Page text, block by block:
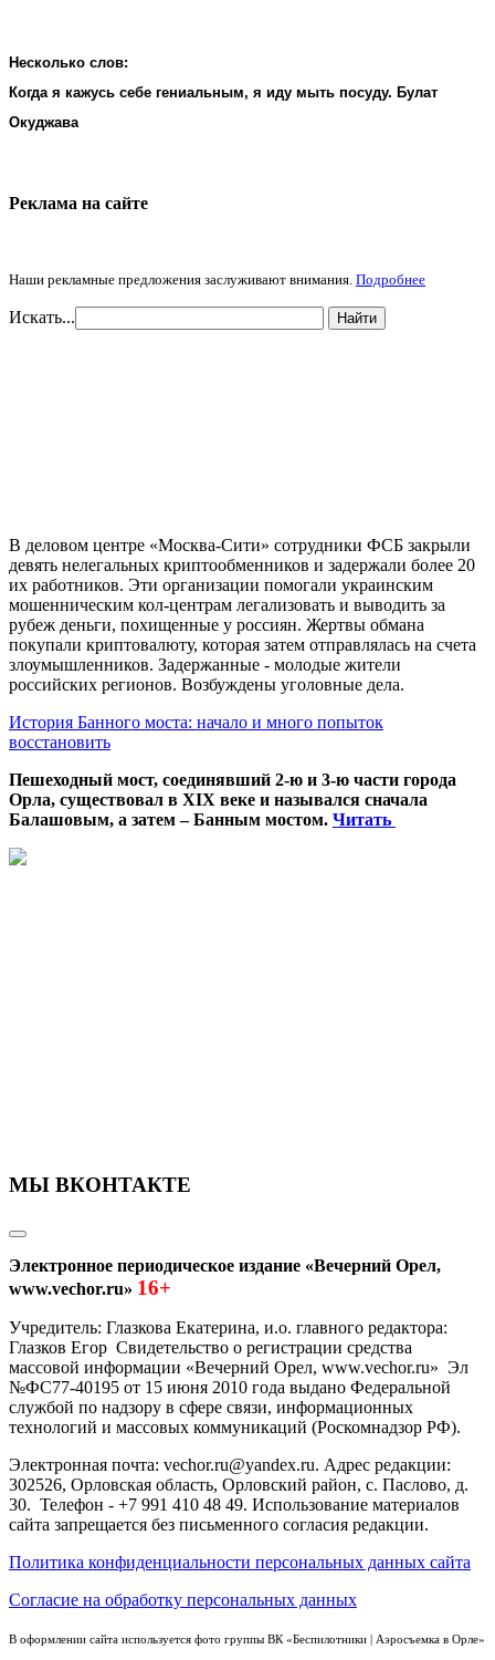
Несколько слов:
Когда я кажусь себе гениальным, я иду мыть посуду. Булат
Окуджава
Реклама на cайте
Наши рекламные предложения заслуживают внимания. Подробнее
Искать... Найти
В деловом центре «Москва-Сити» сотрудники ФСБ закрыли
девять нелегальных криптообменников и задержали более 20
их работников. Эти организации помогали украинским
мошенническим кол-центрам легализовать и выводить за
рубеж деньги, похищенные у россиян. Жертвы обмана
покупали криптовалюту, которая затем отправлялась на счета
злоумышленников. Задержанные - молодые жители
российских регионов. Возбуждены уголовные дела.
История Банного моста: начало и много попыток
восстановить
Пешеходный мост, соединявший 2-ю и 3-ю части города
Орла, существовал в XIX веке и назывался сначала
Балашовым, а затем – Банным мостом. Читать
МЫ ВКОНТАКТЕ
Электронное периодическое издание «Вечерний Орел,
www.vechor.ru» 16+
Учредитель: Глазкова Екатерина, и.о. главного редактора:
Глазков Егор Свидетельство о регистрации средства
массовой информации «Вечерний Орел, www.vechor.ru» Эл
№ФС77-40195 от 15 июня 2010 года выдано Федеральной
службой по надзору в сфере связи, информационных
технологий и массовых коммуникаций (Роскомнадзор РФ).
Электронная почта: vechor.ru@yandex.ru. Адрес редакции:
302526, Орловская область, Орловский район, с. Паслово, д.
30. Телефон - +7 991 410 48 49. Использование материалов
сайта запрещается без письменного согласия редакции.
Политика конфиденциальности персональных данных сайта
Согласие на обработку персональных данных
В оформлении сайта используется фото группы ВК «Беспилотники | Аэросъемка в Орле»